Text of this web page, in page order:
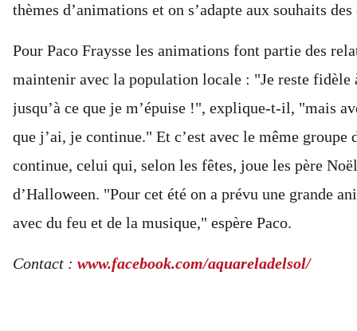
thèmes d’animations et on s’adapte aux souhaits
Pour Paco Fraysse les animations font partie des
maintenir avec la population locale : "Je reste fidèle
jusqu’à ce que je m’épuise !", explique-t-il, "mais
que j’ai, je continue." Et c’est avec le même groupe
continue, celui qui, selon les fêtes, joue les père
d’Halloween. "Pour cet été on a prévu une grande
avec du feu et de la musique," espère Paco.
Contact : www.facebook.com/aquareladelsol/